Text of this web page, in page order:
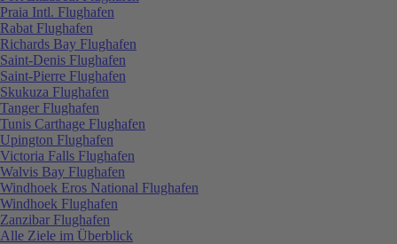
Praia Intl. Flughafen
Rabat Flughafen
Richards Bay Flughafen
Saint-Denis Flughafen
Saint-Pierre Flughafen
Skukuza Flughafen
Tanger Flughafen
Tunis Carthage Flughafen
Upington Flughafen
Victoria Falls Flughafen
Walvis Bay Flughafen
Windhoek Eros National Flughafen
Windhoek Flughafen
Zanzibar Flughafen
Alle Ziele im Überblick